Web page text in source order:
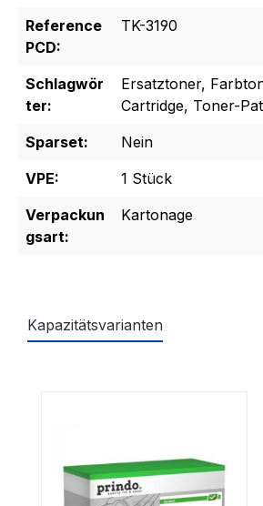
Reference
PCD:
TK-3190
Schlagwör
ter:
Ersatztoner,
Cartridge, Toner-
Sparset:
Nein
VPE:
1 Stück
Verpackun
gsart:
Kartonage
Kapazitätsvarianten